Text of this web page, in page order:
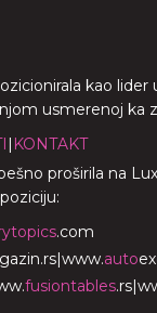
kao
usmerenoj ka
| KONTAKT
proširila na
.com
|www.auto
fusiontables.rs|